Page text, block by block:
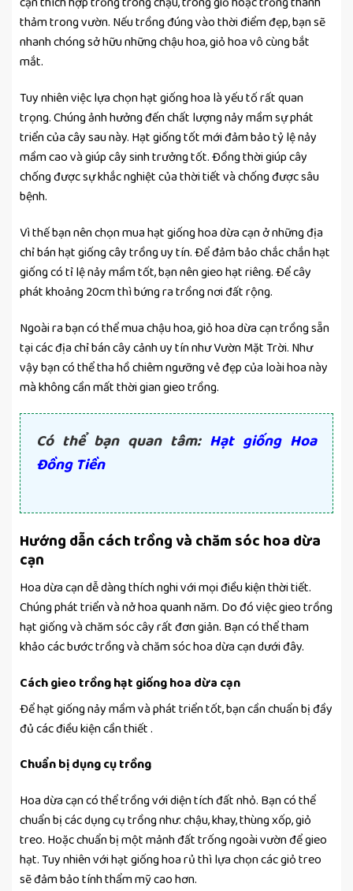
thảm trong vườn. Nếu trồng đúng vào thời điểm đẹp, bạn sẽ
nhanh chóng sở hữu những chậu hoa, giỏ hoa vô cùng bắt
mắt.
Tuy nhiên việc lựa chọn hạt giống hoa là yếu tố rất quan
trọng. Chúng ảnh hưởng đến chất lượng nảy mầm sự phát
triển của cây sau này. Hạt giống tốt mới đảm bảo tỷ lệ nảy
mầm cao và giúp cây sinh trưởng tốt. Đồng thời giúp cây
chống được sự khắc nghiệt của thời tiết và chống được sâu
bệnh.
Vì thế bạn nên chọn mua hạt giống hoa dừa cạn ở những địa
chỉ bán hạt giống cây trồng uy tín. Để đảm bảo chắc chắn hạt
giống có tỉ lệ nảy mầm tốt, bạn nên gieo hạt riêng. Để cây
phát khoảng 20cm thì bứng ra trồng nơi đất rộng.
Ngoài ra bạn có thể mua chậu hoa, giỏ hoa dừa cạn trồng sẵn
tại các địa chỉ bán cây cảnh uy tín như Vườn Mặt Trời. Như
vậy bạn có thể tha hồ chiêm ngưỡng vẻ đẹp của loài hoa này
mà không cần mất thời gian gieo trồng.
Có thể bạn quan tâm: Hạt giống Hoa
Đồng Tiền
Hướng dẫn cách trồng và chăm sóc hoa dừa
cạn
Hoa dừa cạn dễ dàng thích nghi với mọi điều kiện thời tiết.
Chúng phát triển và nở hoa quanh năm. Do đó việc gieo trồng
hạt giống và chăm sóc cây rất đơn giản. Bạn có thể tham
khảo các bước trồng và chăm sóc hoa dừa cạn dưới đây.
Cách gieo trồng hạt giống hoa dừa cạn
Để hạt giống nảy mầm và phát triển tốt, bạn cần chuẩn bị đầy
đủ các điều kiện cần thiết .
Chuẩn bị dụng cụ trồng
Hoa dừa cạn có thể trồng với diện tích đất nhỏ. Bạn có thể
chuẩn bị các dụng cụ trồng như: chậu, khay, thùng xốp, giỏ
treo. Hoặc chuẩn bị một mảnh đất trống ngoài vườn để gieo
hạt. Tuy nhiên với hạt giống hoa rủ thì lựa chọn các giỏ treo
sẽ đảm bảo tính thẩm mỹ cao hơn.